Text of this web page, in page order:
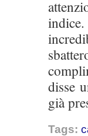
disse
già
Tags: